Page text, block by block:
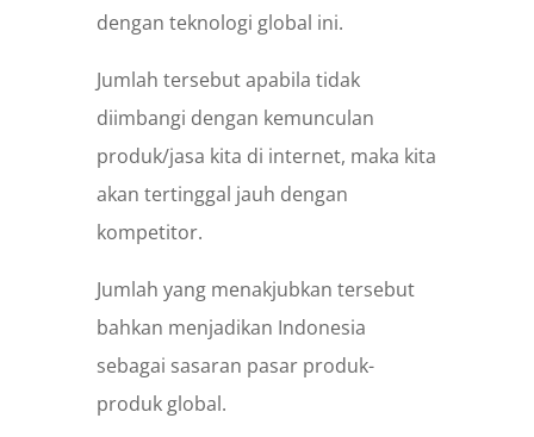
dengan teknologi global ini.
Jumlah tersebut apabila tidak
diimbangi dengan kemunculan
produk/jasa kita di internet, maka kita
akan tertinggal jauh dengan
kompetitor.
Jumlah yang menakjubkan tersebut
bahkan menjadikan Indonesia
sebagai sasaran pasar produk-
produk global.